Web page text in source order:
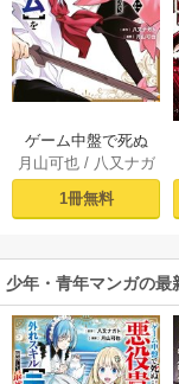
ゲーム中盤で死ぬ
悪役貴族に転生し
たので、外れスキ
ル【テイム】を駆
してみた（１）
月山可也/ 八又ナガ
ト
1冊無料
少年・青年マンガの最